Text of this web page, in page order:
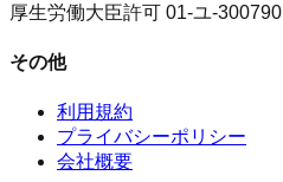
厚生労働大臣許可 01-ユ-300790
その他
利用規約
プライバシーポリシー
会社概要